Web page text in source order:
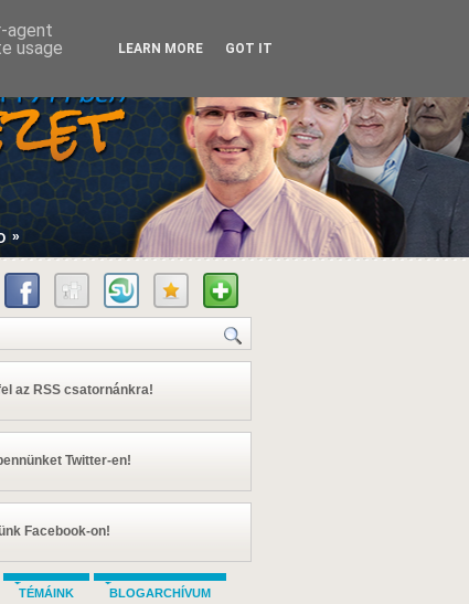
»
az RSS csatornánkra!
Twitter-en!
Facebook-on!
TÉMÁINK BLOGARCHÍVUM
agent
usage
LEARN MORE GOT IT